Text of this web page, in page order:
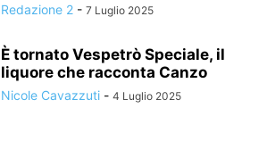
Redazione 2 - 7 Luglio 2025
È tornato Vespetrò Speciale, il
liquore che racconta Canzo
Nicole Cavazzuti - 4 Luglio 2025